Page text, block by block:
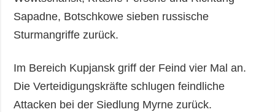
Sapadne, Botschkowe sieben russische
Sturmangriffe zurück.
Im Bereich Kupjansk griff der Feind vier Mal an.
Die Verteidigungskräfte schlugen feindliche
Attacken bei der Siedlung Myrne zurück.